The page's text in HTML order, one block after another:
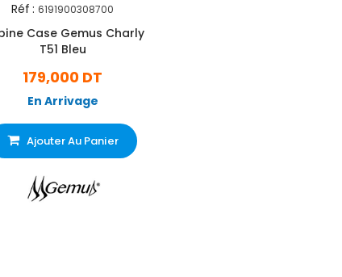
Réf : 6191900308700
Case Gemus Charly
T51 Bleu
179,000 DT
En Arrivage
Ajouter Au Panier